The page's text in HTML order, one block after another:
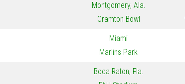
Montgomery, Ala.
Cramton Bowl
Miami
Marlins Park
Boca Raton, Fla.